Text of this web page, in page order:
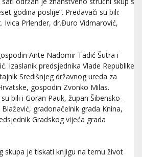
godina poslije“. Predavači su bili:
Ivica Prlender, dr.Đuro Vidmarović,
Ante Nadomir Tadić Šutra i
Izaslanik predsjednika Vlade Republike
Središnjeg državnog ureda za
gospodin Zvonko Milas.
bili i Goran Pauk, župan Šibensko-
gradonačelnik grada Knina,
Gradskog vijeća grada
skupa je tiskati knjigu na temu život